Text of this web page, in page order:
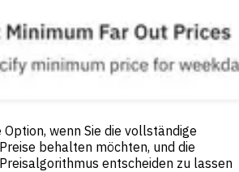
wenn Sie die vollständige
behalten möchten, und die
entscheiden zu lassen